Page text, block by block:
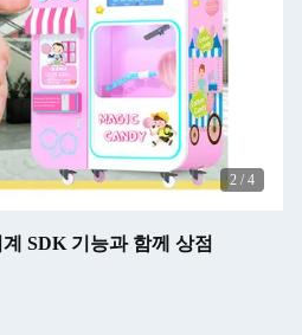
2 / 4
SDK 기능과 함께 상점